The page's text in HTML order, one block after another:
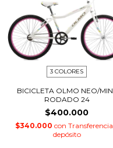
3 COLORES
BICICLETA OLMO NEO/
RODADO 24
$400.000
$340.000 con
depósito